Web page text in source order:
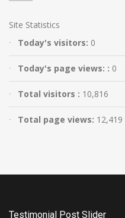
Site Statistics
Today's visitors: 0
Today's page views: : 0
Total visitors : 10,816
Total page views: 12,419
Testimonial Post Slider